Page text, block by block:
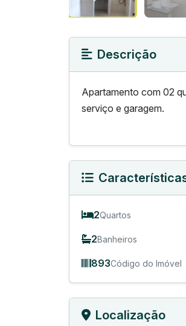
Descrição
Apartamento com 02
serviço e garagem.
2Quartos
2Banheiros
893Código do Imóvel
Localização